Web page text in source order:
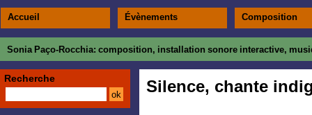
Accueil Évènements Composition
Sonia Paço-Rocchia: composition, installation sonore interactive,
Silence, chante
Recherche